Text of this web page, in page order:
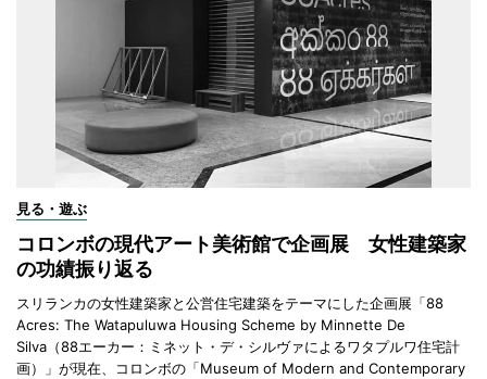
見る・遊ぶ
コロンボの現代アート美術館で企画展 女性建築家
の功績振り返る
スリランカの女性建築家と公営住宅建築をテーマにした企画展「88
Acres: The Watapuluwa Housing Scheme by Minnette De
Silva（88エーカー：ミネット・デ・シルヴァによるワタプルワ住宅計
画）」が現在、コロンボの「Museum of Modern and Contemporary